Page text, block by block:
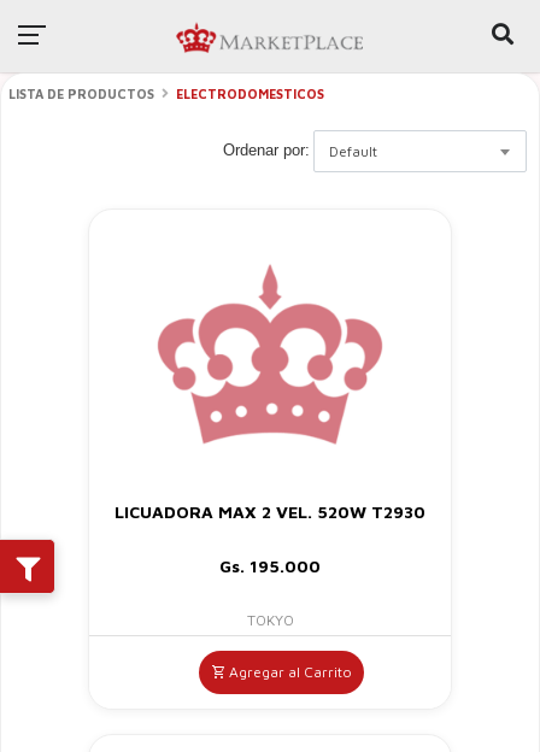
LISTA DE PRODUCTOS ELECTRODOMESTICOS
Ordenar por: Default
LICUADORA MAX 2 VEL. 520W T2930
Gs. 195.000
TOKYO
Agregar al Carrito